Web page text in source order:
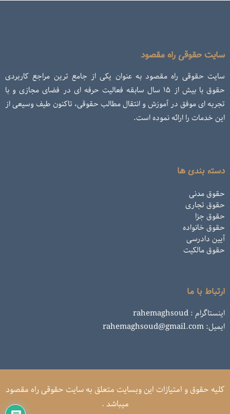
سایت حقوقی راه مقصود
سایت حقوقی راه مقصود به عنوان یکی از جامع ترین مراجع کاربردی
حقوق با بیش از ۱۵ سال سابقه فعالیت حرفه ای در فضای مجازی و با
تجربه ای موفق در آموزش و انتقال مطالب حقوقی، تاکنون طیف وسیعی از
این خدمات را ارائه نموده است.
دسته بندی ها
حقوق مدنی
حقوق تجاری
حقوق جزا
حقوق خانواده
آیین دادرسی
حقوق مالکیت
ارتباط با ما
اینستاگرام : rahemaghsoud
ایمیل: rahemaghsoud@gmail.com
کلیه حقوق و امتیازات این وبسایت متعلق به سایت حقوقی راه مقصود
میباشد .